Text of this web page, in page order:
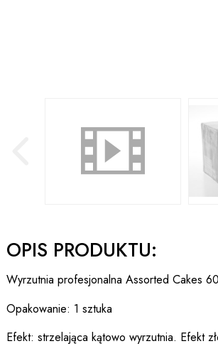
OPIS PRODUKTU:
Wyrzutnia profesjonalna Assorted Cakes
Opakowanie: 1 sztuka
Efekt: strzelająca kątowo wyrzutnia. Efekt